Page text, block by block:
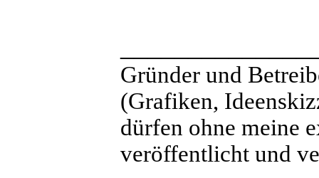
Gründer und
(Grafiken,
dürfen ohne meine
veröffentlicht und